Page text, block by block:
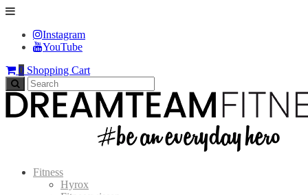
Instagram
YouTube
0 Shopping Cart
Fitness
Hyrox